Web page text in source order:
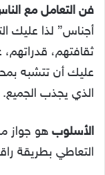
فن التعامل مع
أجناس” لذا عليك
ثقافتهم،
عليك أن تتشبه
الذي يجذب الجميع.
الأسلوب هو جواز
التعاطي بطريقة